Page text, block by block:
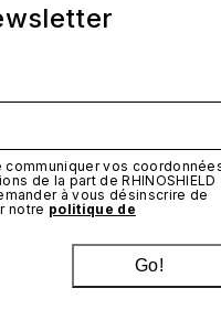
communiquer vos
de la part de RHINOSHIELD
à vous désinscrire de
notre politique de
Go!